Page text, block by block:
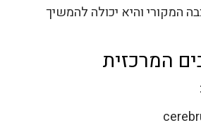
המקורי והיא יכולה להמשיך
המרכזית